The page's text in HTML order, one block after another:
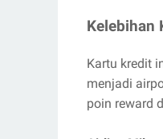
Kelebihan
Kartu kredit
menjadi
poin reward